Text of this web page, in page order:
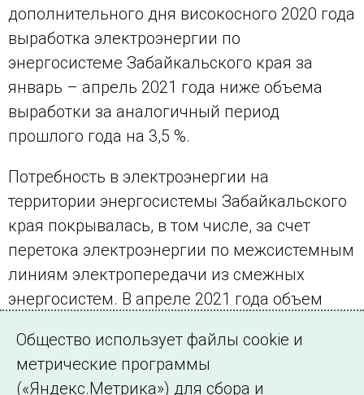
дополнительного дня високосного 2020 года
выработка электроэнергии по
энергосистеме Забайкальского края за
январь – апрель 2021 года ниже объема
выработки за аналогичный период
прошлого года на 3,5 %.
Потребность в электроэнергии на
территории энергосистемы Забайкальского
края покрывалась, в том числе, за счет
перетока электроэнергии по межсистемным
линиям электропередачи из смежных
энергосистем. В апреле 2021 года объем
начала года – 313,9 млн кВт•ч.
← Все публикации
Общество использует файлы cookie и
метрические программы
(«Яндекс.Метрика») для сбора и